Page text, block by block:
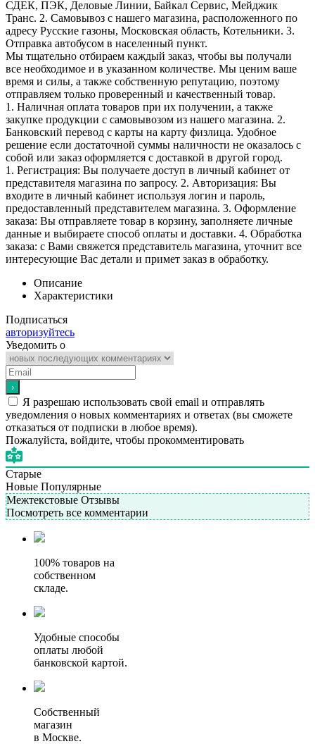
СДЕК, ПЭК, Деловые Линии, Байкал Сервис, Мейджик
Транс. 2. Самовывоз с нашего магазина, расположенного по
адресу Русские газоны, Московская область, Котельники. 3.
Отправка автобусом в населенный пункт.
Мы тщательно отбираем каждый заказ, чтобы вы получали
все необходимое и в указанном количестве. Мы ценим ваше
время и силы, а также собственную репутацию, поэтому
отправляем только проверенный и качественный товар.
1. Наличная оплата товаров при их получении, а также
закупке продукции с самовывозом из нашего магазина. 2.
Банковский перевод с карты на карту физлица. Удобное
решение если достаточной суммы наличности не оказалось с
собой или заказ оформляется с доставкой в другой город.
1. Регистрация: Вы получаете доступ в личный кабинет от
представителя магазина по запросу. 2. Авторизация: Вы
входите в личный кабинет используя логин и пароль,
предоставленный представителем магазина. 3. Оформление
заказа: Вы отправляете товар в корзину, заполняете личные
данные и выбираете способ оплаты и доставки. 4. Обработка
заказа: с Вами свяжется представитель магазина, уточнит все
интересующие Вас детали и примет заказ в обработку.
Описание
Характеристики
Подписаться
авторизуйтесь
Уведомить о
Я разрешаю использовать свой email и отправлять
уведомления о новых комментариях и ответах (вы cможете
отказаться от подписки в любое время).
Пожалуйста, войдите, чтобы прокомментировать
Старые
Новые Популярные
Межтекстовые Отзывы
Посмотреть все комментарии
100% товаров на
собственном
складе.
Удобные способы
оплаты любой
банковской картой.
Собственный
магазин
в Москве.